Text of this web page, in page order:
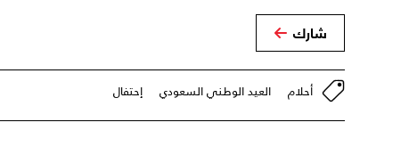
شارك
أحلام العيد الوطني السعودي إحتفال